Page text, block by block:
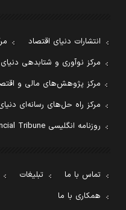
انتشارات دنیای اقتصاد
مرکز نوآوری و شتابدهی
مرکز پژوهش‌های مالی و
مرکز راه حل‌های رسانه‌ای
روزنامه انگلیسی Financial Tribune
تماس با ما تبلیغات
همکاری با ما